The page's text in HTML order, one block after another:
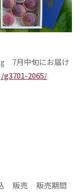
7月中旬にお届け
2065/
販売
販売期間